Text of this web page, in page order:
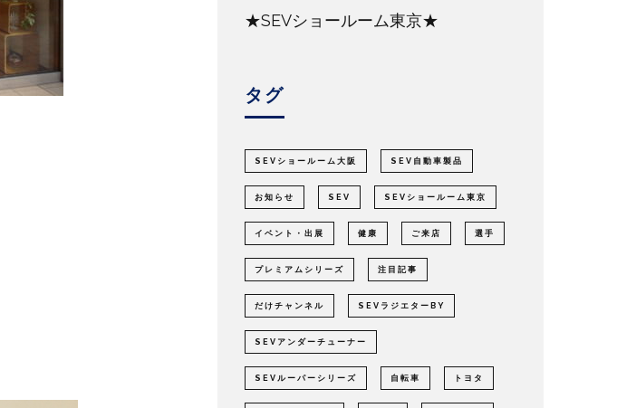
★SEVショールーム東京★
タグ
SEVショールーム大阪 SEV自動車製品
お知らせ SEV SEVショールーム東京
イベント・出展 健康 ご来店 選手
プレミアムシリーズ 注目記事
だけチャンネル SEVラジエターBY
SEVアンダーチューナー
SEVルーパーシリーズ 自転車 トヨタ